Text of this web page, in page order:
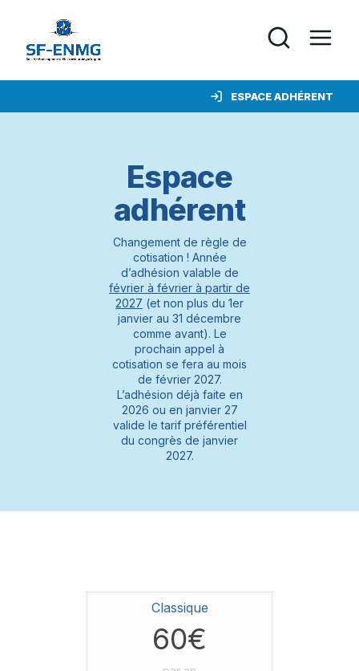
ESPACE ADHÉRENT
Espace
adhérent
Changement de règle de
cotisation ! Année
d’adhésion valable de
février à février à partir de
2027 (et non plus du 1er
janvier au 31 décembre
comme avant). Le
prochain appel à
cotisation se fera au mois
de février 2027.
L’adhésion déjà faite en
2026 ou en janvier 27
valide le tarif préférentiel
du congrès de janvier
2027.
Classique
60€